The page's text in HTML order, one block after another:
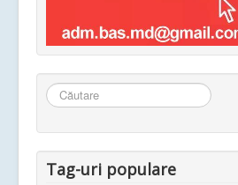
Căutare
...
Tag-uri populare